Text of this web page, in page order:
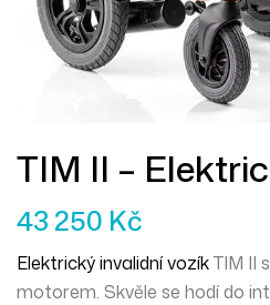
TIM II –
43 250 Kč
Elektrický invalidní vozíkTIM II
motorem. Skvěle se hodí do